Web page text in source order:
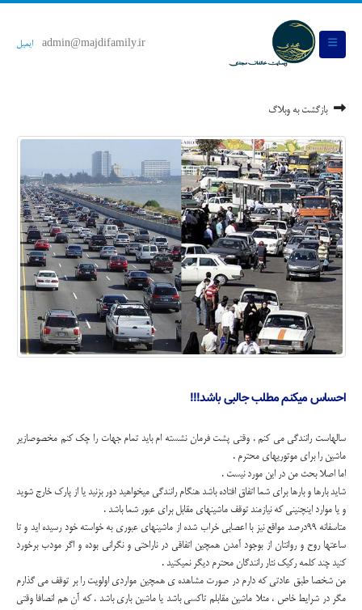
admin@majdifamily.ir ایمیل
بازگشت به وبلاگ
احساس میکنم مطلب جالبی باشد!!!
سالهاست رانندگی می کنم . وقتی پشت فرمان نشسته ام باید تمام جهات را چک کنم مخصوصازیر
ماشین را برای موتوریهای محترم .
اما اصلا بحث من در این مورد نیست .
شاید بارها و بارها برای شما اتفاق افتاده باشد هنگام رانندگی میخواهید دور بزنید یا از پارک خارج شوید
و یا موارد اینچنینی که نیازمند توقف ماشینهای مقابل برای عبور شما باشد .
متاسفانه 99درصد مواقع نیز با اعصابی خراب شده از ماشینهای عبوری به خواسته خود رسیده اید و تا
ساعتها روح و روانتان از بوجود آمدن همچین اتفاقی در ناراحتی و نگرانی بوده و اگر مودب برخورد
کنید چند کلمه رکیک نثار رانندگان محترم دیگر نمیکنید .
من شخصا طبق عادتی که دارم در صورت مشاهده ی همچین مواردی اولویت را بر توقف می گذارم
مگر در شرایط خاص ، مثلا ماشین مقابلم تاکسی باشد یا ماشین باری باشد . که آن هم انصافا وقتی